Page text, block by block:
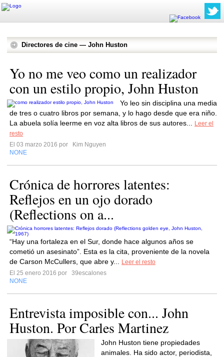
Directores de cine — John Huston
Yo no me veo como un realizador
con un estilo propio, John Huston
Yo leo sin disciplina una media
de tres o cuatro libros por semana, y lo hago desde que era niño.
La abuela solía leerme en voz alta libros de sus autores...
Leer el
resto
El 03 marzo 2016 por
Kim Nguyen
NONE
Crónica de horrores latentes:
Reflejos en un ojo dorado
(Reflections on a...
“Hay una fortaleza en el Sur, donde hace algunos años se
cometió un asesinato”. Esta es la cita, proveniente de la novela
de Carson McCullers, que abre y...
Leer el resto
El 25 enero 2016 por
39escalones
NONE
Entrevista imposible con... John
Huston. Por Carles Martinez
John Huston tiene propiedades
animales. Ha sido actor, periodista,